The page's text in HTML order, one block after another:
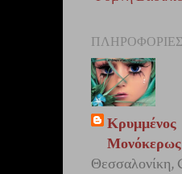
ΠΛΗΡΟΦΟΡΊΕΣ
Κρυμμένος
Μονόκερως
Θεσσαλονίκη,